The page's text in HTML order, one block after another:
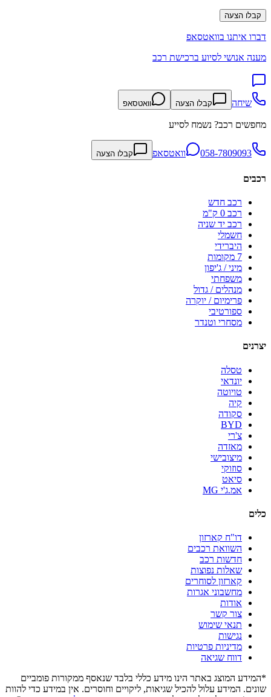
קבלו הצעה
דברו איתנו בוואטסאפ
מענה אנושי לסיוע ברכישת רכב
שיחה קבלו הצעה וואטסאפ
מחפשים רכב? נשמח לסייע
058-7809093 וואטסאפ קבלו הצעה
רכבים
רכב חדש
רכב 0 ק"מ
רכב יד שניה
חשמלי
היברידי
7 מקומות
מיני / ג'יפון
משפחתי
מנהלים / גדול
פרימיום / יוקרה
ספורטיבי
מסחרי וטנדר
יצרנים
טסלה
יונדאי
טויוטה
קיה
סקודה
BYD
צ'רי
מאזדה
מיצובישי
סוזוקי
סיאט
אמ.ג'י MG
כלים
דו"ח קארזון
השוואת רכבים
חדשות רכב
שאלות נפוצות
קארזון לסוחרים
מחשבוני אגרות
אודות
צור קשר
תנאי שימוש
נגישות
מדיניות פרטיות
דווח שגיאה
*המידע המוצג באתר הינו מידע כללי בלבד שנאסף ממקורות פומביים
שונים. המידע עלול להכיל שגיאות, ליקויים וחוסרים. אין במידע כדי להוות